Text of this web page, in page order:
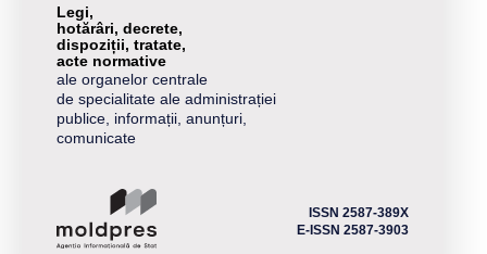
Legi,
hotărâri, decrete,
dispoziții, tratate,
acte normative
ale organelor centrale
de specialitate ale administrației
publice, informații, anunțuri,
comunicate
ISSN 2587-389X
E-ISSN 2587-3903